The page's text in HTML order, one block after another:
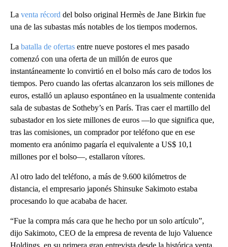
La venta récord del bolso original Hermès de Jane Birkin fue
una de las subastas más notables de los tiempos modernos.
La batalla de ofertas entre nueve postores el mes pasado
comenzó con una oferta de un millón de euros que
instantáneamente lo convirtió en el bolso más caro de todos los
tiempos. Pero cuando las ofertas alcanzaron los seis millones de
euros, estalló un aplauso espontáneo en la usualmente contenida
sala de subastas de Sotheby’s en París. Tras caer el martillo del
subastador en los siete millones de euros —lo que significa que,
tras las comisiones, un comprador por teléfono que en ese
momento era anónimo pagaría el equivalente a US$ 10,1
millones por el bolso—, estallaron vítores.
Al otro lado del teléfono, a más de 9.600 kilómetros de
distancia, el empresario japonés Shinsuke Sakimoto estaba
procesando lo que acababa de hacer.
“Fue la compra más cara que he hecho por un solo artículo”,
dijo Sakimoto, CEO de la empresa de reventa de lujo Valuence